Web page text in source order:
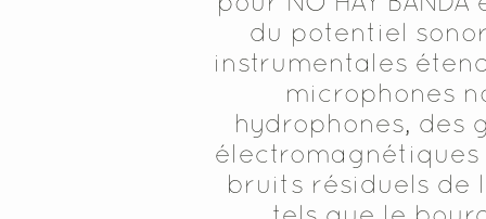
du potentiel
instrumentales
microphones
hydrophones, des
bruits résiduels de